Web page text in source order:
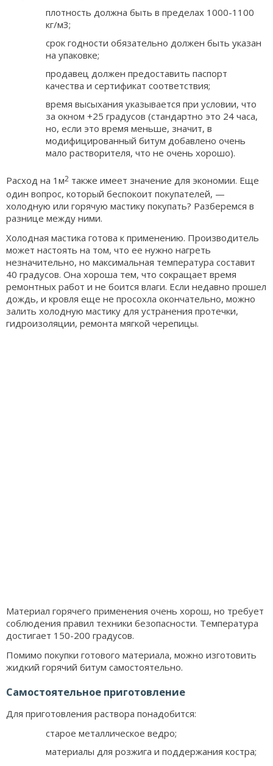
плотность должна быть в пределах 1000-1100
кг/м3;
срок годности обязательно должен быть указан
на упаковке;
продавец должен предоставить паспорт
качества и сертификат соответствия;
время высыхания указывается при условии, что
за окном +25 градусов (стандартно это 24 часа,
но, если это время меньше, значит, в
модифицированный битум добавлено очень
мало растворителя, что не очень хорошо).
Расход на 1м2 также имеет значение для экономии. Еще
один вопрос, который беспокоит покупателей, —
холодную или горячую мастику покупать? Разберемся в
разнице между ними.
Холодная мастика готова к применению. Производитель
может настоять на том, что ее нужно нагреть
незначительно, но максимальная температура составит
40 градусов. Она хороша тем, что сокращает время
ремонтных работ и не боится влаги. Если недавно прошел
дождь, и кровля еще не просохла окончательно, можно
залить холодную мастику для устранения протечки,
гидроизоляции, ремонта мягкой черепицы.
Материал горячего применения очень хорош, но требует
соблюдения правил техники безопасности. Температура
достигает 150-200 градусов.
Помимо покупки готового материала, можно изготовить
жидкий горячий битум самостоятельно.
Самостоятельное приготовление
Для приготовления раствора понадобится:
старое металлическое ведро;
материалы для розжига и поддержания костра;